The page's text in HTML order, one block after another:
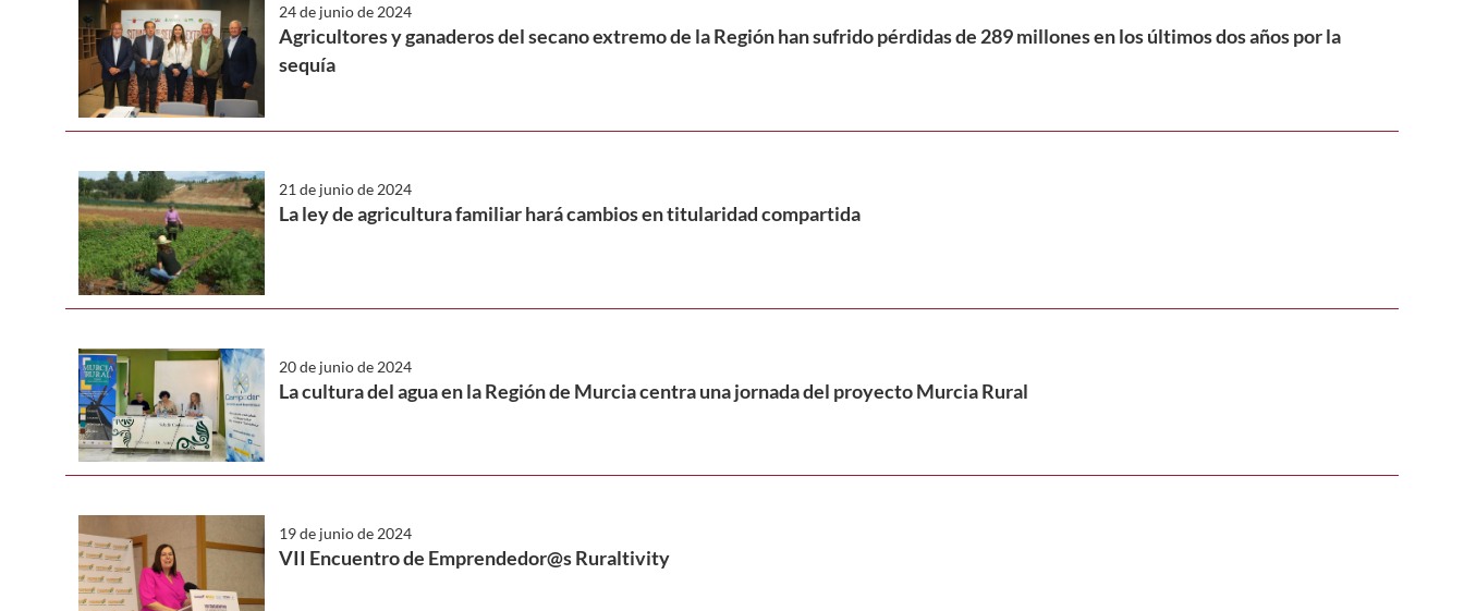
24 de junio de 2024
Agricultores y ganaderos del secano extremo de la Región han sufrido pérdidas de 289 millones en los últimos dos años por la
sequía
21 de junio de 2024
La ley de agricultura familiar hará cambios en titularidad compartida
20 de junio de 2024
La cultura del agua en la Región de Murcia centra una jornada del proyecto Murcia Rural
19 de junio de 2024
VII Encuentro de Emprendedor@s Ruraltivity